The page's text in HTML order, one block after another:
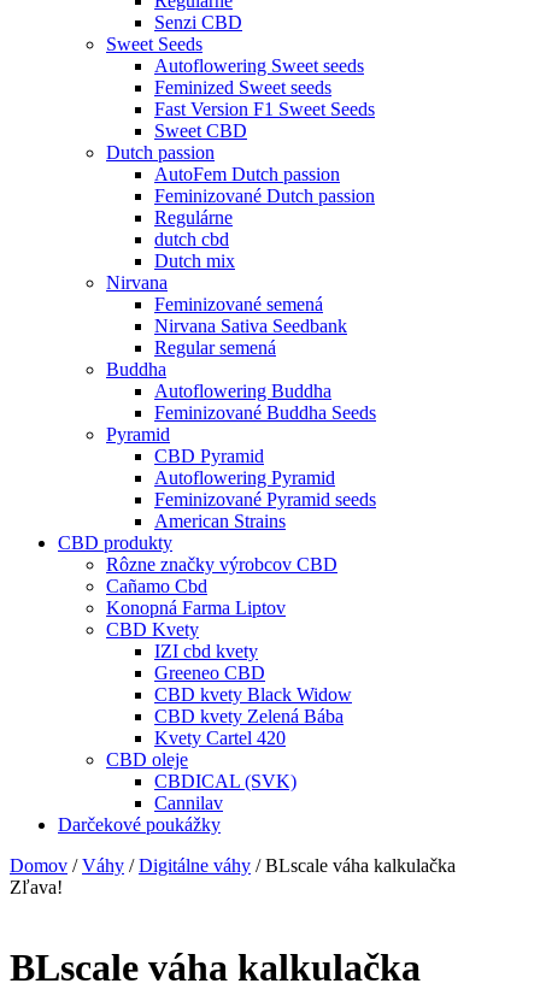
Senzi CBD
Sweet Seeds
Autoflowering Sweet seeds
Feminized Sweet seeds
Fast Version F1 Sweet Seeds
Sweet CBD
Dutch passion
AutoFem Dutch passion
Feminizované Dutch passion
Regulárne
dutch cbd
Dutch mix
Nirvana
Feminizované semená
Nirvana Sativa Seedbank
Regular semená
Buddha
Autoflowering Buddha
Feminizované Buddha Seeds
Pyramid
CBD Pyramid
Autoflowering Pyramid
Feminizované Pyramid seeds
American Strains
CBD produkty
Rôzne značky výrobcov CBD
Cañamo Cbd
Konopná Farma Liptov
CBD Kvety
IZI cbd kvety
Greeneo CBD
CBD kvety Black Widow
CBD kvety Zelená Bába
Kvety Cartel 420
CBD oleje
CBDICAL (SVK)
Cannilav
Darčekové poukážky
Domov /Váhy /Digitálne váhy / BLscale váha kalkulačka
Zľava!
BLscale váha kalkulačka